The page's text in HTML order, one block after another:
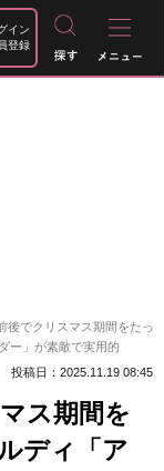
イン
登録
後でクリスマス期間をたっ
ー」が素敵で実用的
投稿日：2025.11.19 08:45
ス期間を
ディ「ア